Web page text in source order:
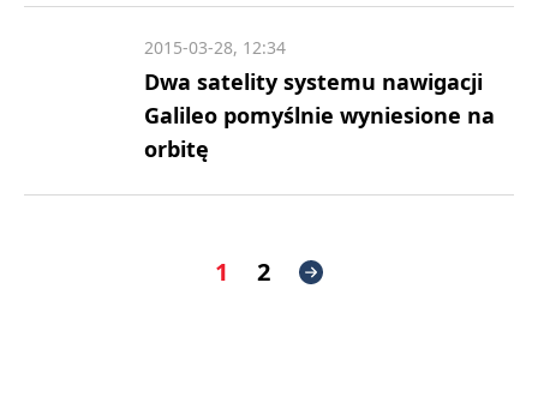
Dwa satelity systemu nawigacji
Galileo pomyślnie wyniesione na
orbitę
2015-03-28, 12:34
1 2